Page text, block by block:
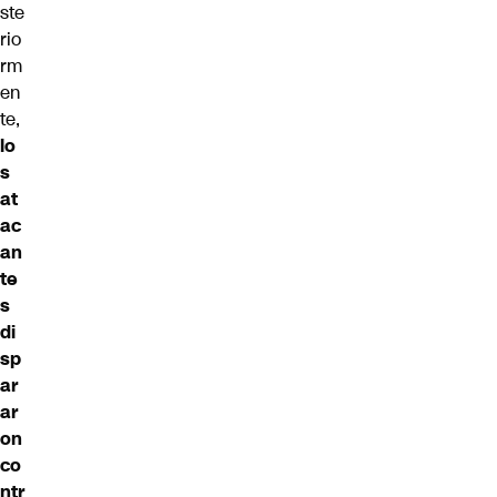
ste
rio
rm
en
te,
lo
s
at
ac
an
te
s
di
sp
ar
ar
on
co